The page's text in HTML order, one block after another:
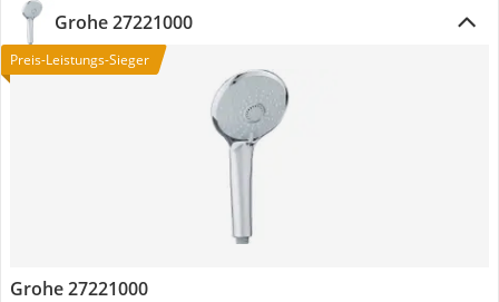
Grohe 27221000
Preis-Leistungs-Sieger
Grohe 27221000